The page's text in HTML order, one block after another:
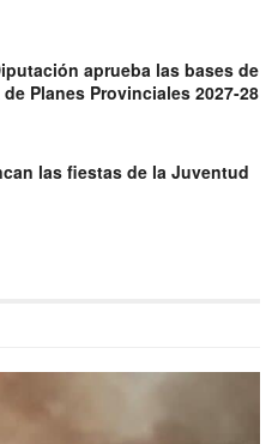
aprueba las bases de
Planes Provinciales 2027-28
las fiestas de la Juventud